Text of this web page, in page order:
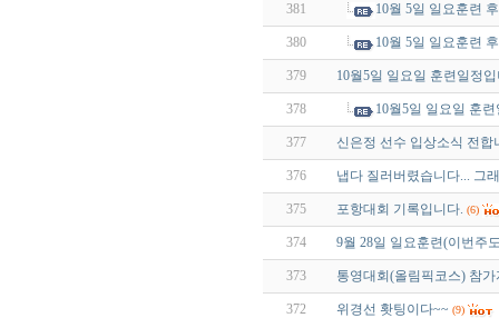
381 10월 5일 일요훈련
380 10월 5일 일요훈련
379 10월5일 일요일 훈련일정
378 10월5일 일요일 훈
377 신은정 선수 입상소식 전합
376 냅다 질러버렸습니다... 그
375 포항대회 기록입니다. (6)
374 9월 28일 일요훈련(이번주
373 통영대회(올림픽코스) 참
372 위경선 홧팅이다~~ (9)